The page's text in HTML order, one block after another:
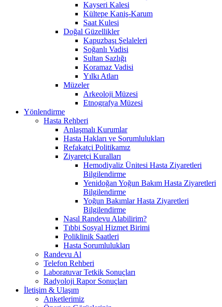
Kayseri Kalesi
Kültepe Kaniş-Karum
Saat Kulesi
Doğal Güzellikler
Kapuzbaşı Şelaleleri
Soğanlı Vadisi
Sultan Sazlığı
Koramaz Vadisi
Yılkı Atları
Müzeler
Arkeoloji Müzesi
Etnografya Müzesi
Yönlendirme
Hasta Rehberi
Anlaşmalı Kurumlar
Hasta Hakları ve Sorumlulukları
Refakatçi Politikamız
Ziyaretçi Kuralları
Hemodiyaliz Ünitesi Hasta Ziyaretleri
Bilgilendirme
Yenidoğan Yoğun Bakım Hasta Ziyaretleri
Bilgilendirme
Yoğun Bakımlar Hasta Ziyaretleri
Bilgilendirme
Nasıl Randevu Alabilirim?
Tıbbi Sosyal Hizmet Birimi
Poliklinik Saatleri
Hasta Sorumlulukları
Randevu Al
Telefon Rehberi
Laboratuvar Tetkik Sonuçları
Radyoloji Rapor Sonuçları
İletişim & Ulaşım
Anketlerimiz